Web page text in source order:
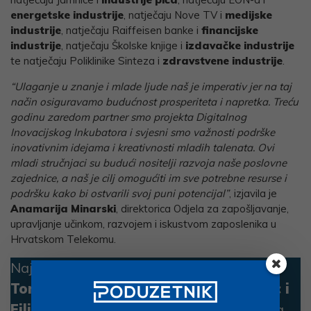
energetske industrije, natječaju Nove TV i medijske
industrije, natječaju Raiffeisen banke i financijske
industrije, natječaju Školske knjige i izdavačke industrije
te natječaju Poliklinike Sinteza i zdravstvene industrije.
“Ulaganje u znanje i mlade ljude naš je imperativ jer na taj
način osiguravamo budućnost prosperiteta i napretka. Treću
godinu zaredom partner smo projekta Digitalnog
Inovacijskog Inkubatora i svjesni smo važnosti podrške
inovativnim idejama i kreativnosti mladih talenata. Ovi
mladi stručnjaci su budući nositelji razvoja naše poslovne
zajednice, a naš je cilj omogućiti im sve potrebne resurse i
podršku kako bi ostvarili svoj puni potencijal”, izjavila je
Anamarija Minarski, direktorica Odjela za zapošljavanje,
upravljanje učinkom, razvojem i iskustvom zaposlenika u
Hrvatskom Telekomu.
Najbolji od najboljih ove godine bili su
Tomislav Kovačević, Gabriel Veselovac i